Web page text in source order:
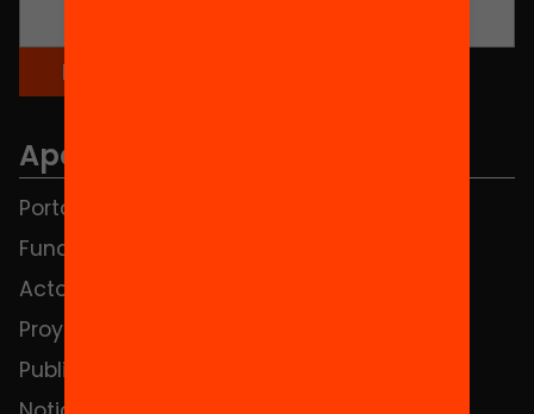
Apartados
Portada
Fundación
Actos
Proyectos
Publicaciones y vídeos